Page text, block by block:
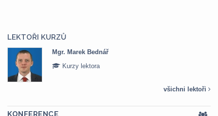
LEKTOŘI KURZŮ
Mgr. Marek Bednář
Kurzy lektora
všichni lektoři
KONFERENCE